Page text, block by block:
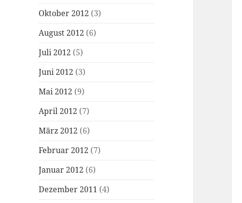
Oktober 2012 (3)
August 2012 (6)
Juli 2012 (5)
Juni 2012 (3)
Mai 2012 (9)
April 2012 (7)
März 2012 (6)
Februar 2012 (7)
Januar 2012 (6)
Dezember 2011 (4)